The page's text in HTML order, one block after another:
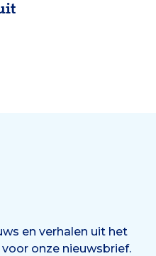
en verhalen uit het
onze nieuwsbrief.